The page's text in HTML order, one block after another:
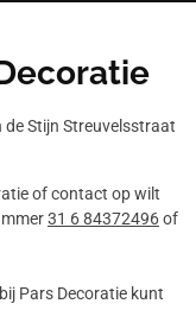
de Stijn Streuvelsstraat
of contact op wilt
31 6 84372496of
Pars Decoratie kunt